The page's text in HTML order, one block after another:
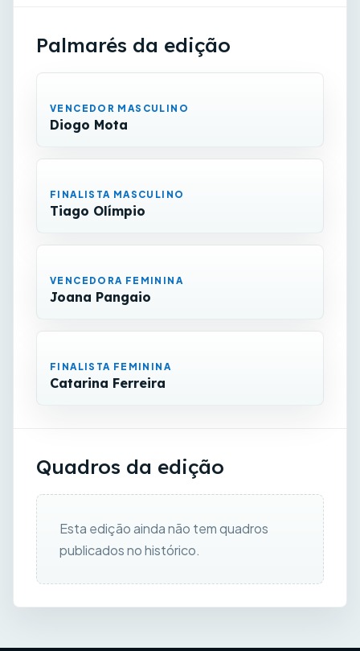
Palmarés da edição
VENCEDOR MASCULINO
Diogo Mota
FINALISTA MASCULINO
Tiago Olímpio
VENCEDORA FEMININA
Joana Pangaio
FINALISTA FEMININA
Catarina Ferreira
Quadros da edição
Esta edição ainda não tem quadros
publicados no histórico.